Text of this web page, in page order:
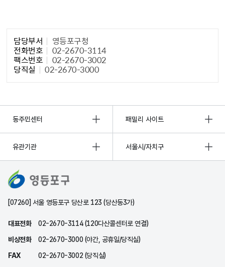
담당부서 영등포구청
전화번호 02-2670-3114
팩스번호 02-2670-3002
당직실 02-2670-3000
동주민센터 패밀리 사이트
유관기관 서울시/자치구
[07260] 서울 영등포구 당산로 123 (당산동3가)
대표전화
02-2670-3114 (120다산콜센터로 연결)
비상전화
02-2670-3000 (야간, 공휴일/당직실)
FAX
02-2670-3002 (당직실)